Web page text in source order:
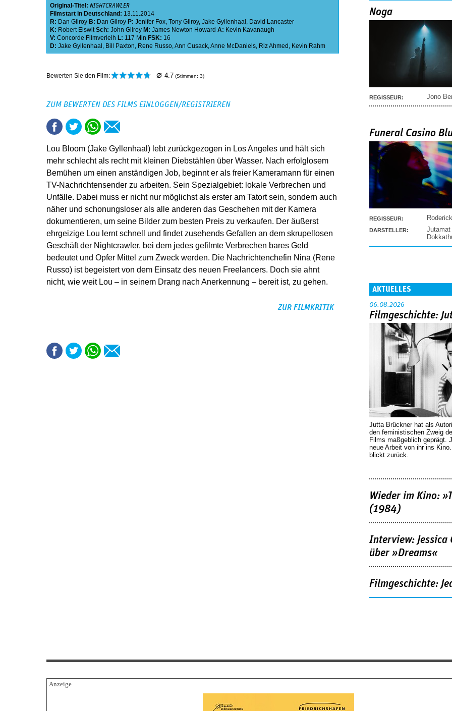
Original-Titel: NIGHTCRAWLER
Filmstart in Deutschland: 13.11.2014
R: Dan Gilroy B: Dan Gilroy P: Jenifer Fox, Tony Gilroy, Jake Gyllenhaal , David Lancaster
K: Robert Elswit Sch: John Gilroy M: James Newton Howard A: Kevin Kavanaugh
V: Concorde Filmverleih L: 117 Min FSK: 16
D: Jake Gyllenhaal , Bill Paxton, Rene Russo,Ann Cusack,Anne McDaniels, Riz Ahmed , Kevin Rahm
Bewerten Sie den Film: ⌀ 4.7 (Stimmen: 3)
ZUM BEWERTEN DES FILMS EINLOGGEN/REGISTRIEREN
Lou Bloom (Jake Gyllenhaal) lebt zurückgezogen in Los Angeles und hält sich
mehr schlecht als recht mit kleinen Diebstählen über Wasser. Nach erfolglosem
Bemühen um einen anständigen Job, beginnt er als freier Kameramann für einen
TV-Nachrichtensender zu arbeiten. Sein Spezialgebiet: lokale Verbrechen und
Unfälle. Dabei muss er nicht nur möglichst als erster am Tatort sein, sondern auch
näher und schonungsloser als alle anderen das Geschehen mit der Kamera
dokumentieren, um seine Bilder zum besten Preis zu verkaufen. Der äußerst
ehrgeizige Lou lernt schnell und findet zusehends Gefallen an dem skrupellosen
Geschäft der Nightcrawler, bei dem jedes gefilmte Verbrechen bares Geld
bedeutet und Opfer Mittel zum Zweck werden. Die Nachrichtenchefin Nina (Rene
Russo) ist begeistert von dem Einsatz des neuen Freelancers. Doch sie ahnt
nicht, wie weit Lou – in seinem Drang nach Anerkennung – bereit ist, zu gehen.
ZUR FILMKRITIK
Noga
REGISSEUR: Jono
Funeral Casino
REGISSEUR:
DARSTELLER: Jutamat
AKTUELLES
06.08.2026
Filmgeschichte:
Jutta Brückner hat als
den feministischen Zweig
Films maßgeblich geprägt.
neue Arbeit von ihr ins
blickt zurück.
Wieder im Kino:
(1984)
Interview: Jessica
über »Dreams«
Filmgeschichte: